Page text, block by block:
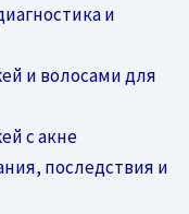
и
и волосами для
с акне
последствия и